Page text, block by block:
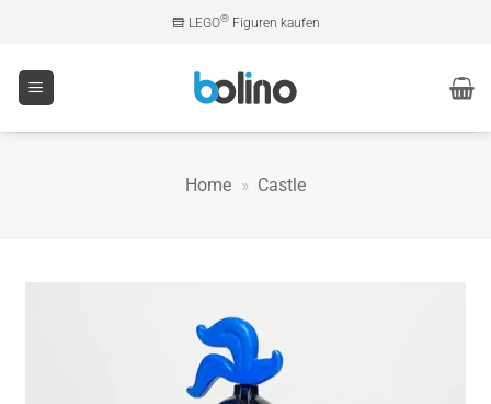
springen
LEGO®Figuren kaufen
Home » Castle